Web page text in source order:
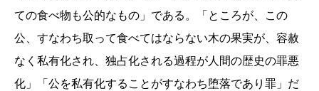
ての食べ物も公的なもの」である。「ところが、この
公、すなわち取って食べてはならない木の果実が、容赦
なく私有化され、独占化される過程が人間の歴史の罪悪
化」「公を私有化することがすなわち堕落であり罪」だ